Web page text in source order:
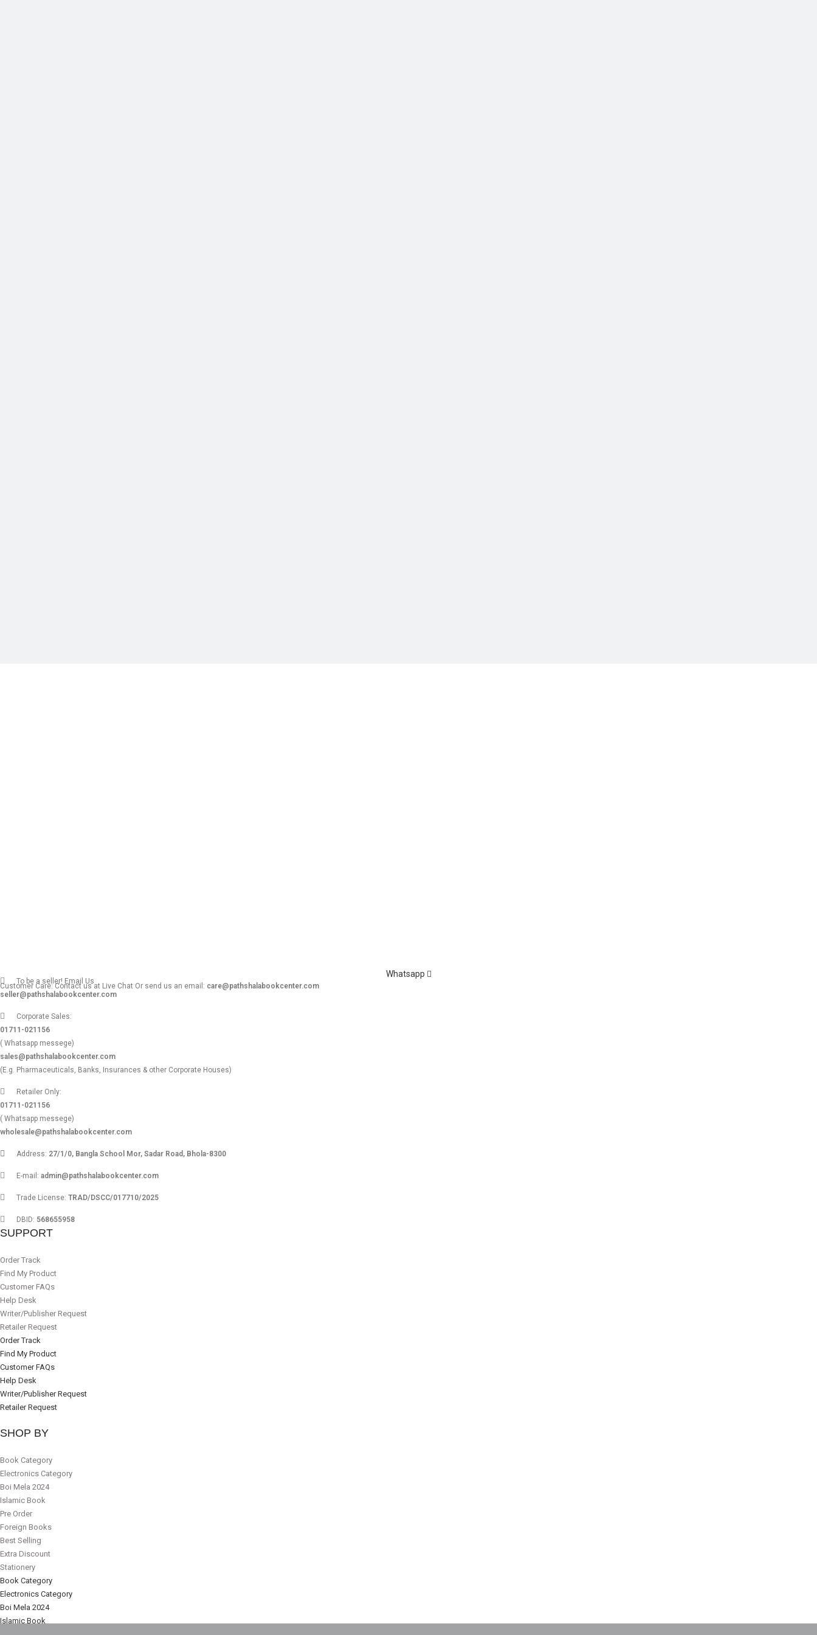
Whatsapp
Customer Care: Contact us at Live Chat Or send us an email: care@pathshalabookcenter.com
To be a seller! Email Us
seller@pathshalabookcenter.com
Corporate Sales:
01711-021156
( Whatsapp messege)
sales@pathshalabookcenter.com
(E.g. Pharmaceuticals, Banks, Insurances & other Corporate Houses)
Retailer Only:
01711-021156
( Whatsapp messege)
wholesale@pathshalabookcenter.com
Address: 27/1/0, Bangla School Mor, Sadar Road, Bhola-8300
E-mail: admin@pathshalabookcenter.com
Trade License: TRAD/DSCC/017710/2025
DBID: 568655958
SUPPORT
Order Track
Find My Product
Customer FAQs
Help Desk
Writer/Publisher Request
Retailer Request
Order Track
Find My Product
Customer FAQs
Help Desk
Writer/Publisher Request
Retailer Request
SHOP BY
Book Category
Electronics Category
Boi Mela 2024
Islamic Book
Pre Order
Foreign Books
Best Selling
Extra Discount
Stationery
Book Category
Electronics Category
Boi Mela 2024
Islamic Book